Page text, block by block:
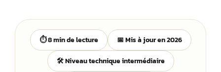
⏱️ 8 min de lecture 📅 Mis à jour en 2026
🛠️ Niveau technique intermédiaire